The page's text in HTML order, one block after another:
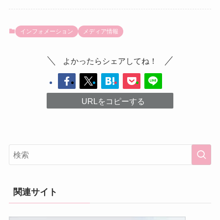
インフォメーション メディア情報
よかったらシェアしてね！
URLをコピーする
関連サイト